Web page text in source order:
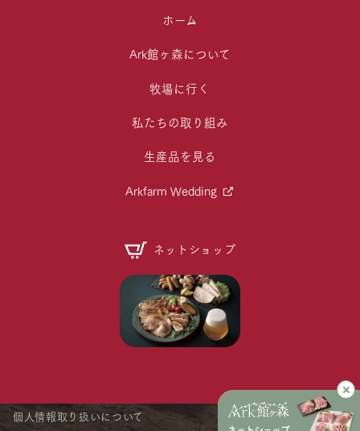
ホーム
Ark館ヶ森について
牧場に行く
私たちの取り組み
生産品を見る
Arkfarm Wedding
ネットショップ
個人情報取り扱いについて